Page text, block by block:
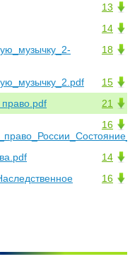
13
14
18
15
21
16
14
16